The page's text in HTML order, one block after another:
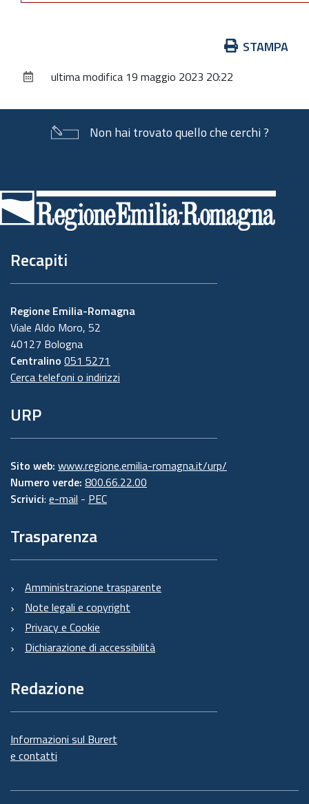
documento
STAMPA
ultima modifica 19 maggio 2023 20:22
Non hai trovato quello che cerchi ?
di
pagina
Recapiti
Regione Emilia-Romagna
Viale Aldo Moro, 52
40127 Bologna
Centralino 051 5271
Cerca telefoni o indirizzi
URP
Sito web: www.regione.emilia-romagna.it/urp/
Numero verde: 800.66.22.00
Scrivici: e-mail - PEC
Trasparenza
Amministrazione trasparente
Note legali e copyright
Privacy e Cookie
Dichiarazione di accessibilità
Redazione
Informazioni sul Burert
e contatti